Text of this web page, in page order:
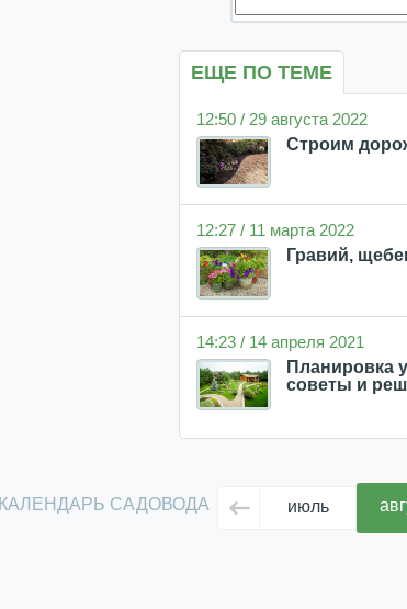
ЕЩЕ ПО ТЕМЕ
12:50 / 29 августа 2022
Строим
12:27 / 11 марта 2022
Гравий,
14:23 / 14 апреля 2021
Планировка
советы и
КАЛЕНДАРЬ САДОВОДА июль